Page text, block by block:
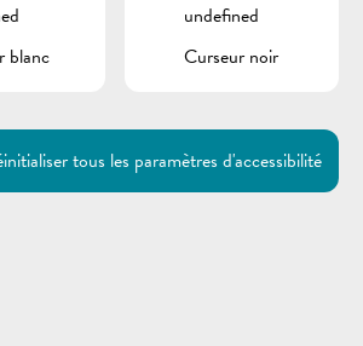
la recherche pour
par exemple des contacts, des
ou de documents.
blanc
undefined
Curseur noir
tous les paramètres d'accessibilité